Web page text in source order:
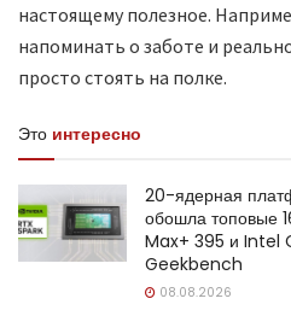
настоящему полезное.
напоминать о заботе и
просто стоять на полке.
Это интересно
20-ядерная
обошла топовые
Max+ 395 и Intel
Geekbench
08.08.2026